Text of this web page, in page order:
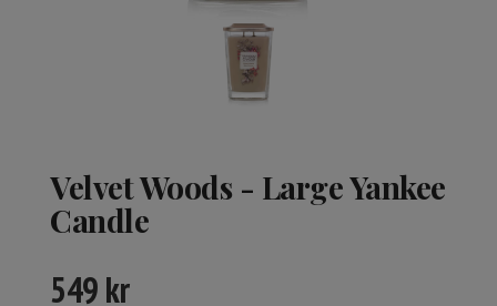
Velvet Woods - Large Yankee
Candle
549kr